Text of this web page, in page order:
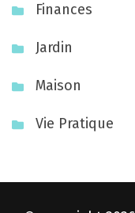
Finances
Jardin
Maison
Vie Pratique